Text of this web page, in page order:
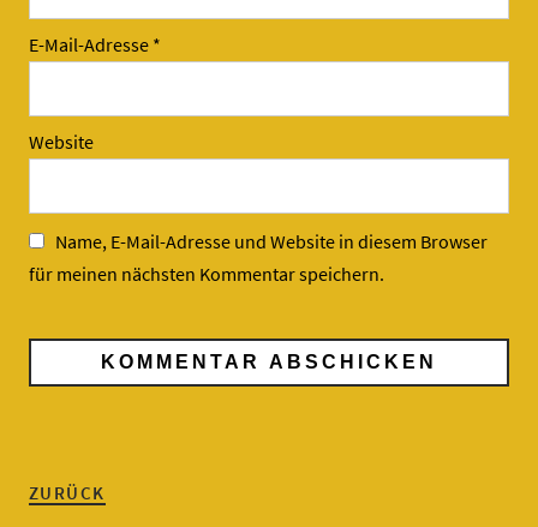
E-Mail-Adresse *
Website
Name, E-Mail-Adresse und Website in diesem Browser
für meinen nächsten Kommentar speichern.
ZURÜCK